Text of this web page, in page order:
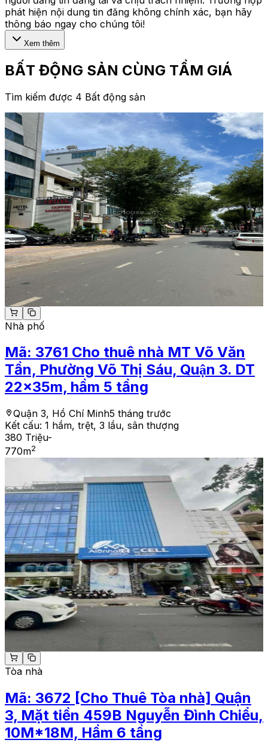
phát hiện nội dung tin đăng không chính xác, bạn hãy
thông báo ngay cho chúng tôi!
Xem thêm
BẤT ĐỘNG SẢN CÙNG TẦM GIÁ
Tìm kiếm được 4 Bất động sản
Nhà phố
Mã: 3761 Cho thuê nhà MT Võ Văn
Tần, Phường Võ Thị Sáu, Quận 3. DT
22x35m, hầm 5 tầng
Quận 3, Hồ Chí Minh5 tháng trước
Kết cấu: 1 hầm, trệt, 3 lầu, sân thượng
380 Triệu-
770m2
Tòa nhà
Mã: 3672 [Cho Thuê Tòa nhà] Quận
3, Mặt tiền 459B Nguyễn Đình Chiểu,
10M*18M, Hầm 6 tầng